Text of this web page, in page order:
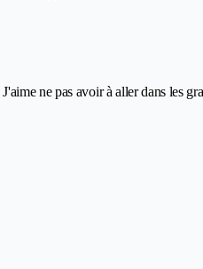
ne pas avoir à aller dans les